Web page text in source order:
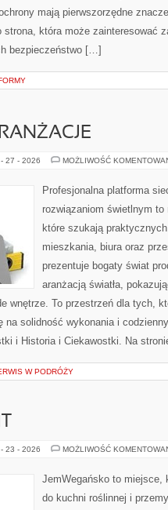
mają pierwszorzędne
strona, która może zainteresować
bezpieczeństwo […]
27 - 2026 MOŻLIWOŚĆ
Profesjonalna platforma
rozwiązaniom świetlnym
które szukają
mieszkania, biura oraz
prezentuje bogaty świat
aranżacją światła,
wnętrze. To przestrzeń dla tych,
na solidność wykonania i
i Historia i Ciekawostki. Na
W PODRÓŻY
23 - 2026 MOŻLIWOŚĆ
JemWegańsko to miejsce,
do kuchni roślinnej i